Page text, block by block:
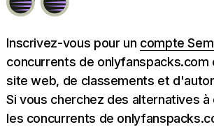
Inscrivez-vous pour un compte
concurrents de
site web, de classements et
Si vous cherchez des alternatives
les concurrents de